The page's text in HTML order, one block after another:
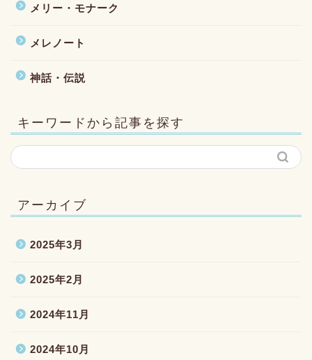
メリー・モナーク
メレノート
神話・伝説
キーワードから記事を探す
アーカイブ
2025年3月
2025年2月
2024年11月
2024年10月